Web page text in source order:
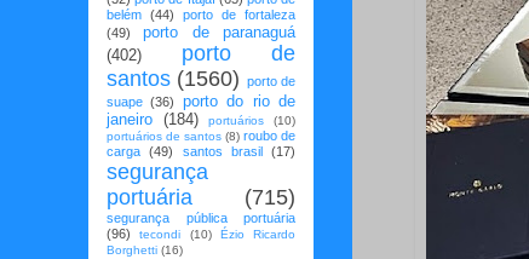
belém (44)
porto de fortaleza
(49)
porto de paranaguá
(402)
porto de
santos (1560) porto de
suape (36)
porto do rio de
janeiro (184) portuários
(10)
portuários de santos (8) roubo de
carga
(49) santos brasil (17)
segurança
portuária
(715)
segurança pública portuária
(96)
tecondi (10)
Ézio Ricardo
Borghetti (16)